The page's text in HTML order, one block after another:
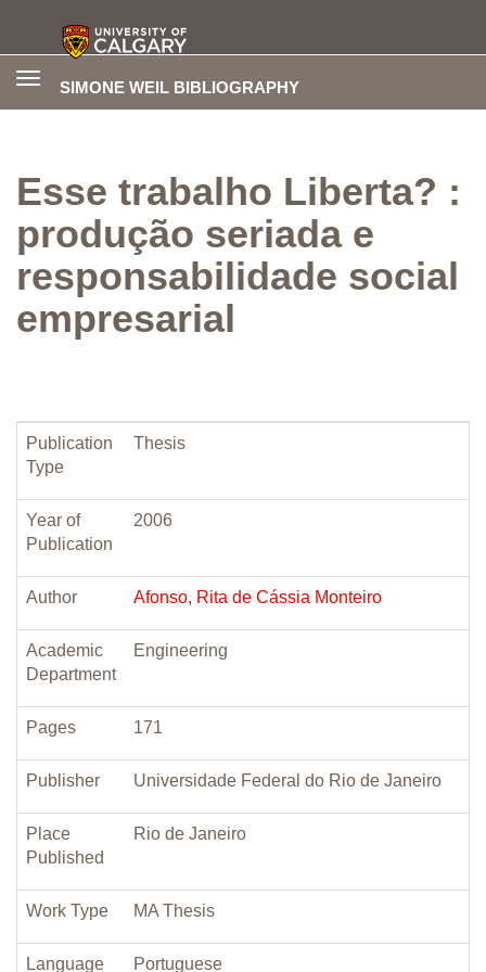
SIMONE WEIL BIBLIOGRAPHY
Toggle
Esse trabalho Liberta? :
produção seriada e
responsabilidade social
empresarial
Publication
Type
Thesis
Year of
Publication
2006
Author Afonso, Rita de Cássia Monteiro
Academic
Department
Engineering
Pages 171
Publisher Universidade Federal do Rio de Janeiro
Place
Published
Rio de Janeiro
Work Type MA Thesis
Language Portuguese